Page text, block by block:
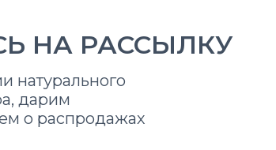
НА РАССЫЛКУ
натурального
дарим
о распродажах